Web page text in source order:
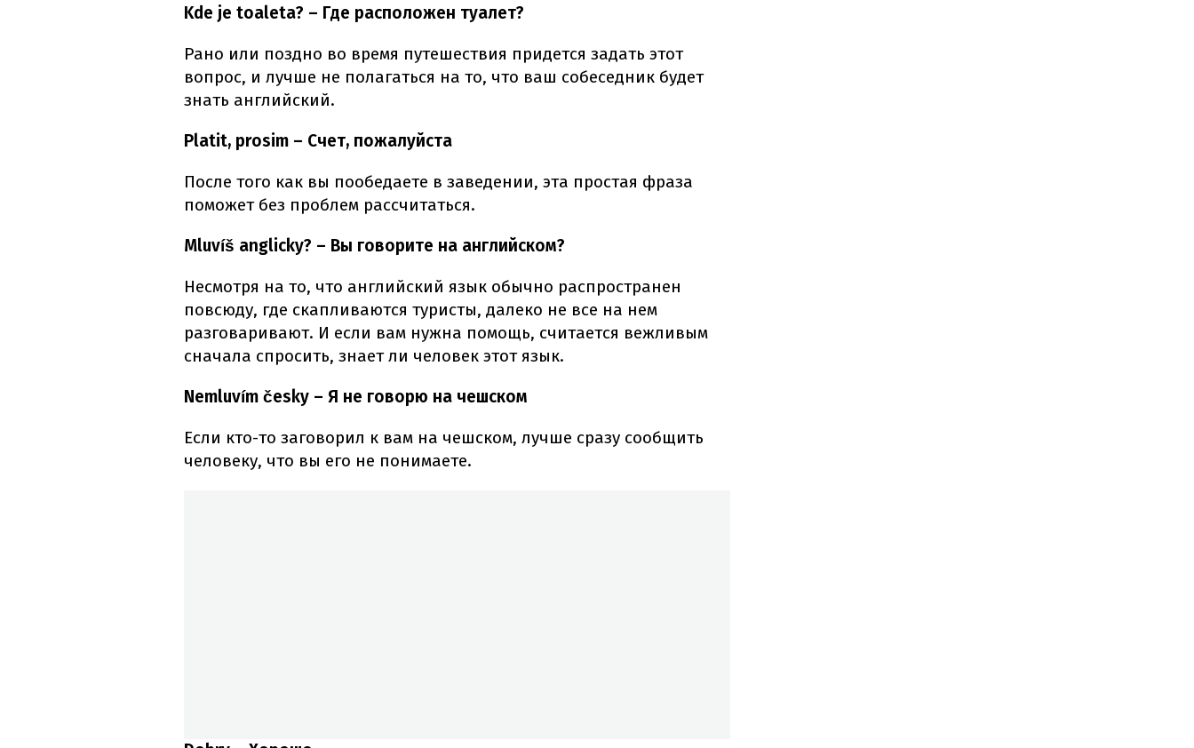
Kde je toaleta? – Где расположен туалет?
Рано или поздно во время путешествия придется задать этот
вопрос, и лучше не полагаться на то, что ваш собеседник будет
знать английский.
Platit, prosim – Счет, пожалуйста
После того как вы пообедаете в заведении, эта простая фраза
поможет без проблем рассчитаться.
Mluvíš anglicky? – Вы говорите на английском?
Несмотря на то, что английский язык обычно распространен
повсюду, где скапливаются туристы, далеко не все на нем
разговаривают. И если вам нужна помощь, считается вежливым
сначала спросить, знает ли человек этот язык.
Nemluvím česky – Я не говорю на чешском
Если кто-то заговорил к вам на чешском, лучше сразу сообщить
человеку, что вы его не понимаете.